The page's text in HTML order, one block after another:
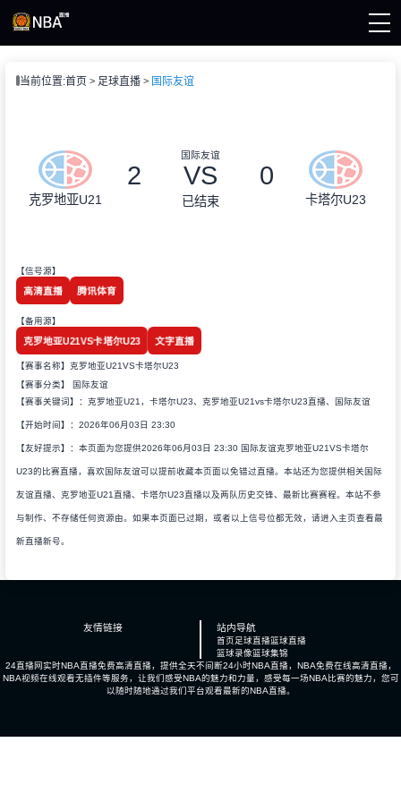
播
当前位置:首页 足球直播 国际友谊
克罗地亚U21
国际友谊
2 VS 0
已结束 卡塔尔U23
【信号源】
高清直播 腾讯体育
【备用源】
克罗地亚U21VS卡塔尔U23 文字直播
【赛事名称】克罗地亚U21VS卡塔尔U23
【赛事分类】 国际友谊
【赛事关键词】：克罗地亚U21，卡塔尔U23、克罗地亚U21vs卡塔尔U23直播、国际友谊
【开始时间】：2026年06月03日 23:30
【友好提示】：本页面为您提供2026年06月03日 23:30 国际友谊克罗地亚U21VS卡塔尔
U23的比赛直播，喜欢国际友谊可以提前收藏本页面以免错过直播。本站还为您提供相关国际
友谊直播、克罗地亚U21直播、卡塔尔U23直播以及两队历史交锋、最新比赛赛程。本站不参
与制作、不存储任何资源由。如果本页面已过期，或者以上信号位都无效，请进入主页查看最
新直播新号。
友情链接 站内导航
首页足球直播篮球直播
篮球录像篮球集锦
24直播网实时NBA直播免费高清直播，提供全天不间断24小时NBA直播，NBA免费在线高清直播，
NBA视频在线观看无插件等服务，让我们感受NBA的魅力和力量，感受每一场NBA比赛的魅力，您可
以随时随地通过我们平台观看最新的NBA直播。